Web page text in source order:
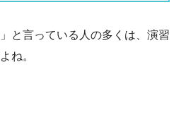
と言っている人の多くは、演習
ね。